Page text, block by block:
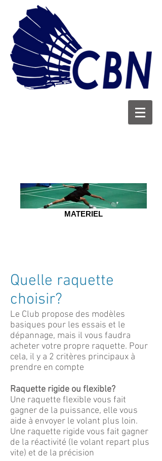
MATERIEL
Quelle raquette
choisir?
Le Club propose des modèles
basiques pour les essais et le
dépannage, mais il vous faudra
acheter votre propre raquette. Pour
cela, il y a 2 critères principaux à
prendre en compte
Raquette rigide ou flexible?
Une raquette flexible vous fait
gagner de la puissance, elle vous
aide à envoyer le volant plus loin.
Une raquette rigide vous fait gagner
de la réactivité (le volant repart plus
vite) et de la précision